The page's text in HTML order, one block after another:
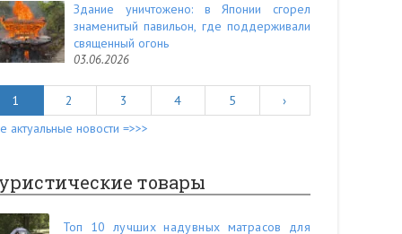
Здание уничтожено: в Японии сгорел
знаменитый павильон, где поддерживали
священный огонь
03.06.2026
1 2 3 4 5
›
актуальные новости =>>>
товары
Топ 10 лучших надувных матрасов для